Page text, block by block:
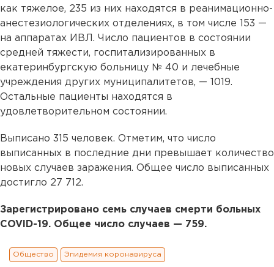
как тяжелое, 235 из них находятся в реанимационно-
анестезиологических отделениях, в том числе 153 —
на аппаратах ИВЛ. Число пациентов в состоянии
средней тяжести, госпитализированных в
екатеринбургскую больницу № 40 и лечебные
учреждения других муниципалитетов, — 1019.
Остальные пациенты находятся в
удовлетворительном состоянии.
Выписано 315 человек. Отметим, что число
выписанных в последние дни превышает количество
новых случаев заражения. Общее число выписанных
достигло 27 712.
Зарегистрировано семь случаев смерти больных
COVID-19. Общее число случаев — 759.
Общество Эпидемия коронавируса